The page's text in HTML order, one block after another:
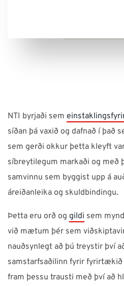
NTI byrjaði sem
síðan þá vaxið og dafnað í það
sem gerði okkur þetta kleyft
síbreytilegum markaði og með
samvinnu sem byggist upp á
áreiðanleika og skuldbindingu.
Þetta eru orð og gildi sem
við mætum þér sem
nauðsynlegt að þú treystir því
samstarfsaðilinn fyrir fyrirtækið
fram þessu trausti með því að